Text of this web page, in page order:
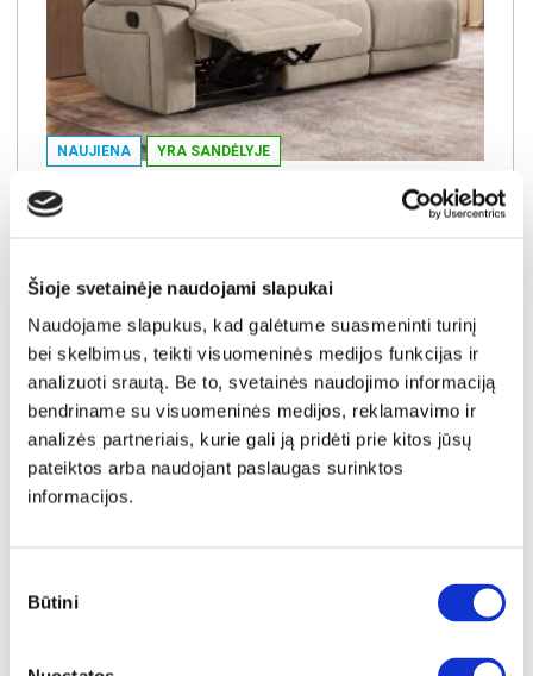
Šioje svetainėje naudojami slapukai
Naudojame slapukus, kad galėtume suasmeninti turinį
bei skelbimus, teikti visuomeninės medijos funkcijas ir
analizuoti srautą. Be to, svetainės naudojimo informaciją
bendriname su visuomeninės medijos, reklamavimo ir
analizės partneriais, kurie gali ją pridėti prie kitos jūsų
pateiktos arba naudojant paslaugas surinktos
informacijos.
pasirinkimas
Būtini
NAUJIENA YRA SANDĖLYJE
LANCASTER-III (II gr.) trivietė sofa-reglaineris (EDA828-02 Šviesiai rudas)
Kaina:
649€
Į krepšelį